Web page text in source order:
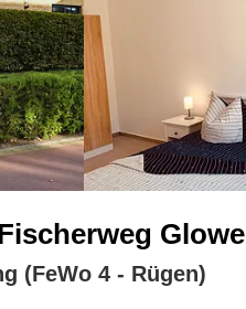
Glowe
(FeWo 4 - Rügen)